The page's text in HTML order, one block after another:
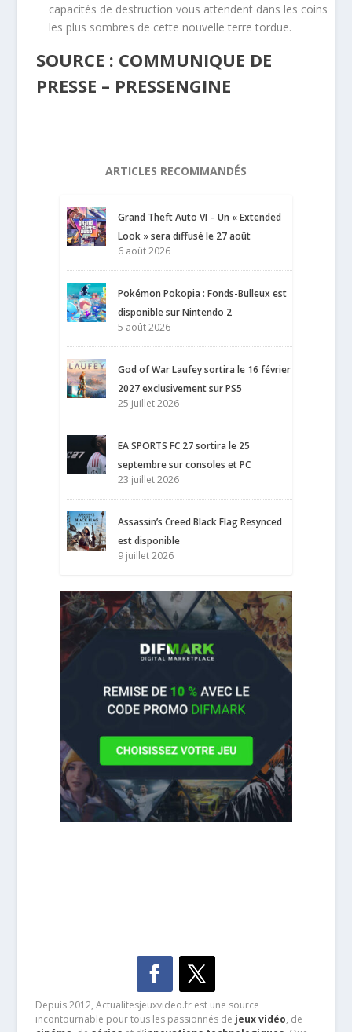
capacités de destruction vous attendent dans les coins
les plus sombres de cette nouvelle terre tordue.
SOURCE : COMMUNIQUE DE
PRESSE – PRESSENGINE
ARTICLES RECOMMANDÉS
Grand Theft Auto VI – Un « Extended
Look » sera diffusé le 27 août
6 août 2026
Pokémon Pokopia : Fonds-Bulleux est
disponible sur Nintendo 2
5 août 2026
God of War Laufey sortira le 16 février
2027 exclusivement sur PS5
25 juillet 2026
EA SPORTS FC 27 sortira le 25
septembre sur consoles et PC
23 juillet 2026
Assassin’s Creed Black Flag Resynced
est disponible
9 juillet 2026
Depuis 2012, Actualitesjeuxvideo.fr est une source
incontournable pour tous les passionnés de jeux vidéo, de